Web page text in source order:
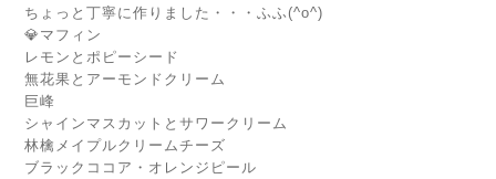
ちょっと丁寧に作りました・・・ふふ(^o^)
💎マフィン
レモンとポピーシード
無花果とアーモンドクリーム
巨峰
シャインマスカットとサワークリーム
林檎メイプルクリームチーズ
ブラックココア・オレンジピール